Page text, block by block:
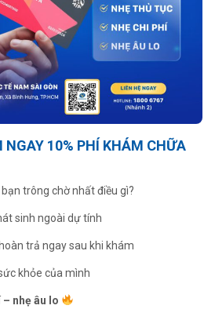
NGAY 10% PHÍ KHÁM CHỮA
trông chờ nhất điều gì?
sinh ngoài dự tính
trả ngay sau khi khám
khỏe của mình
– nhẹ âu lo